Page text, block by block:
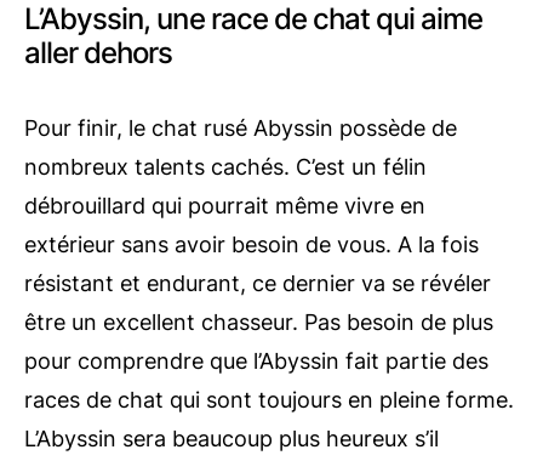
L’Abyssin, une race de chat qui aime
aller dehors
Pour finir, le chat rusé Abyssin possède de
nombreux talents cachés. C’est un félin
débrouillard qui pourrait même vivre en
extérieur sans avoir besoin de vous. A la fois
résistant et endurant, ce dernier va se révéler
être un excellent chasseur. Pas besoin de plus
pour comprendre que l’Abyssin fait partie des
races de chat qui sont toujours en pleine forme.
L’Abyssin sera beaucoup plus heureux s’il